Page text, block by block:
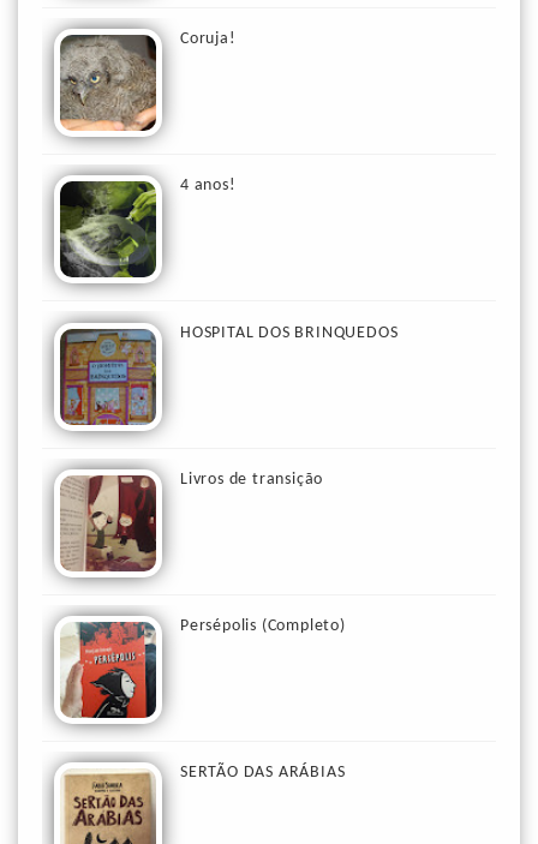
Coruja!
4 anos!
HOSPITAL DOS BRINQUEDOS
Livros de transição
Persépolis (Completo)
SERTÃO DAS ARÁBIAS